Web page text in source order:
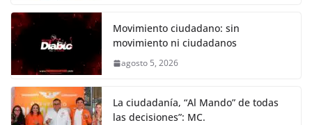
Movimiento ciudadano: sin
movimiento ni ciudadanos
agosto 5, 2026
La ciudadanía, “Al Mando” de todas
las decisiones”: MC.